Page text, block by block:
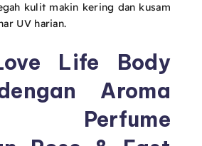
kulit makin kering dan kusam
UV harian.
Life Body
Aroma
Perfume